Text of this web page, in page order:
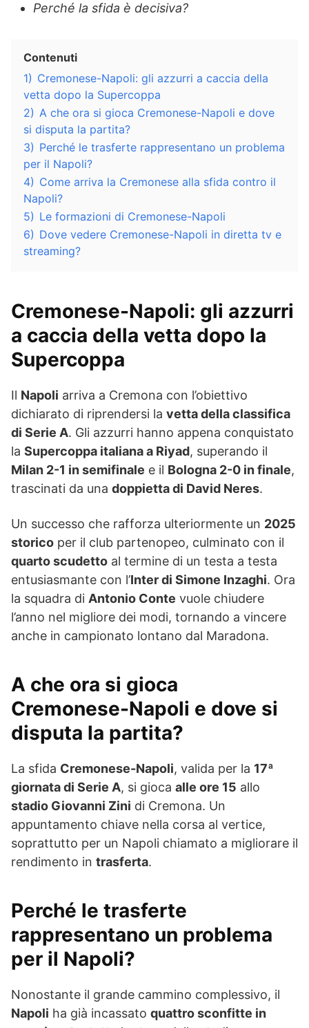
Perché la sfida è decisiva?
Contenuti
1) Cremonese-Napoli: gli azzurri a caccia della
vetta dopo la Supercoppa
2) A che ora si gioca Cremonese-Napoli e dove
si disputa la partita?
3) Perché le trasferte rappresentano un problema
per il Napoli?
4) Come arriva la Cremonese alla sfida contro il
Napoli?
5) Le formazioni di Cremonese-Napoli
6) Dove vedere Cremonese-Napoli in diretta tv e
streaming?
Cremonese-Napoli: gli azzurri
a caccia della vetta dopo la
Supercoppa
Il Napoli arriva a Cremona con l’obiettivo
dichiarato di riprendersi la vetta della classifica
di Serie A. Gli azzurri hanno appena conquistato
la Supercoppa italiana a Riyad, superando il
Milan 2-1 in semifinale e il Bologna 2-0 in finale,
trascinati da una doppietta di David Neres.
Un successo che rafforza ulteriormente un 2025
storico per il club partenopeo, culminato con il
quarto scudetto al termine di un testa a testa
entusiasmante con l’Inter di Simone Inzaghi. Ora
la squadra di Antonio Conte vuole chiudere
l’anno nel migliore dei modi, tornando a vincere
anche in campionato lontano dal Maradona.
A che ora si gioca
Cremonese-Napoli e dove si
disputa la partita?
La sfida Cremonese-Napoli, valida per la 17ª
giornata di Serie A, si gioca alle ore 15 allo
stadio Giovanni Zini di Cremona. Un
appuntamento chiave nella corsa al vertice,
soprattutto per un Napoli chiamato a migliorare il
rendimento in trasferta.
Perché le trasferte
rappresentano un problema
per il Napoli?
Nonostante il grande cammino complessivo, il
Napoli ha già incassato quattro sconfitte in